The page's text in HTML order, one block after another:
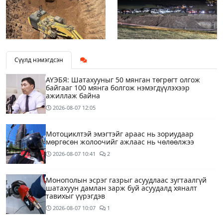
Сүүлд нэмэгдсэн
АҮЭБЯ: Шатахууныг 50 мянган төгрөгт олгож
байгааг 100 мянга болгож нэмэгдүүлэхээр
ажиллаж байна
2026-08-07 12:05
Мотоциклтэй эмэгтэйг араас нь зориудаар
мөргөсөн жолоочийг ажлаас нь чөлөөлжээ
2026-08-07 10:41 2
Монополын эсрэг газрыг асуудлаас зугтаалгүй
шатахуун дамлан зарж буй асуудалд хяналт
тавихыг үүрэгдэв
2026-08-07 10:07 1